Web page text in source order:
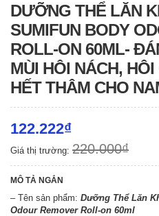
DƯỠNG THỂ LĂN
SUMIFUN BODY
ROLL-ON 60ML-
MÙI HÔI NÁCH,
HẾT THÂM CHO
122.222₫
Giá thị trường: 220.000₫
MÔ TẢ NGẮN
– Tên sản phẩm: Dưỡng Thể Lăn
Odour Remover Roll-on 60ml